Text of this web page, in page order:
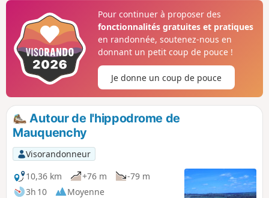
son colombier et toujours l'Andelle qui
serpente.
Pour continuer à proposer des
fonctionnalités gratuites et pratiques
en randonnée, soutenez-nous en
donnant un petit coup de pouce !
Je donne un coup de pouce
Autour de l'hippodrome de
Mauquenchy
Visorandonneur
10,36 km
+76 m
-79 m
3h 10
Moyenne